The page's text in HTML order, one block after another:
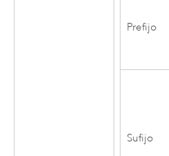
Prefijo
Sufijo